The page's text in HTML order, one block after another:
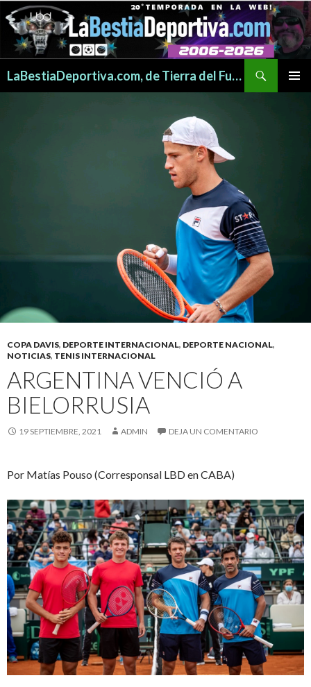
LaBestiaDeportiva.com, de Tierra del Fuego para todo el mundo
COPA DAVIS, DEPORTE INTERNACIONAL, DEPORTE NACIONAL,
NOTICIAS, TENIS INTERNACIONAL
ARGENTINA VENCIÓ A
BIELORRUSIA
19 SEPTIEMBRE, 2021 ADMIN DEJA UN COMENTARIO
Por Matías Pouso (Corresponsal LBD en CABA)